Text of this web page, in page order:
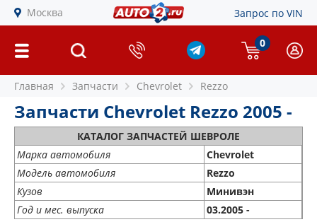
Москва Запрос по VIN
0
Главная Запчасти Chevrolet Rezzo
Запчасти Chevrolet Rezzo 2005 -
КАТАЛОГ ЗАПЧАСТЕЙ ШЕВРОЛЕ
Марка автомобиля
Chevrolet
Модель автомобиля
Rezzo
Кузов
Минивэн
Год и мес. выпуска
03.2005 -